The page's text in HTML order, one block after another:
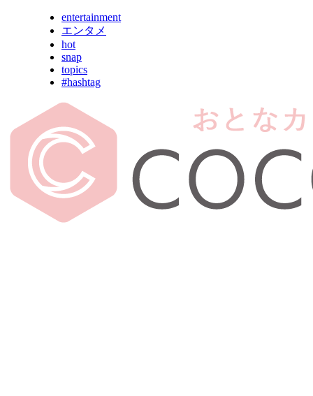
entertainment
エンタメ
hot
snap
topics
#hashtag